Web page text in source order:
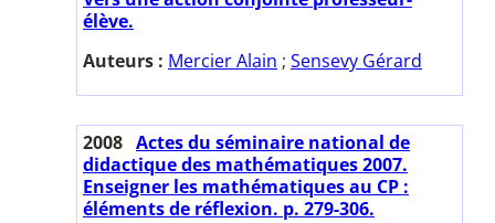
élève.
Auteurs : Mercier Alain ; Sensevy Gérard
2008 Actes du séminaire national de
didactique des mathématiques 2007.
Enseigner les mathématiques au CP :
éléments de réflexion. p. 279-306.